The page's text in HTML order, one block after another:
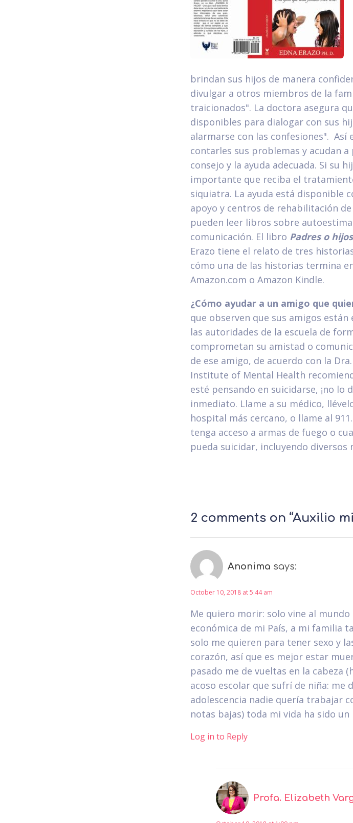
brindan sus hijos de manera
divulgar a otros miembros de la
traicionados". La doctora asegura
disponibles para dialogar con sus
alarmarse con las confesiones". Así
contarles sus problemas y acudan
consejo y la ayuda adecuada. Si su
importante que reciba el
siquiatra. La ayuda está disponible
apoyo y centros de rehabilitación
pueden leer libros sobre
comunicación. El libro Padres o hijos
Erazo tiene el relato de tres
cómo una de las historias termina
Amazon.com o Amazon Kindle.
¿Cómo ayudar a un amigo que
que observen que sus amigos
las autoridades de la escuela de
comprometan su amistad o
de ese amigo, de acuerdo con la
Institute of Mental Health
esté pensando en suicidarse, ¡no lo
inmediato. Llame a su médico,
hospital más cercano, o llame al
tenga acceso a armas de fuego o
pueda suicidar, incluyendo diversos
2 comments on “Auxilio
Anonima says:
October 10, 2018 at 5:44 am
Me quiero morir: solo vine al
económica de mi País, a mi familia
solo me quieren para tener sexo y
corazón, así que es mejor estar
pasado me de vueltas en la cabeza
acoso escolar que sufrí de niña: me
adolescencia nadie quería trabajar
notas bajas) toda mi vida ha sido un
Log in to Reply
Profa. Elizabeth